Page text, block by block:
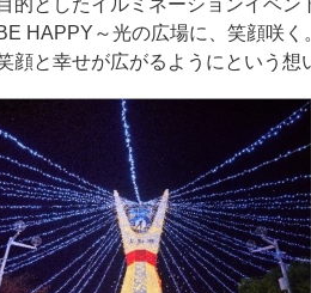
的としたイルミネーションイベ
HAPPY～光の広場に、笑顔咲
顔と幸せが広がるようにという想